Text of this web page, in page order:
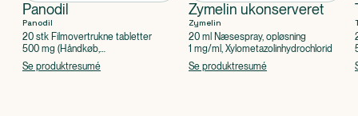
Panodil
Panodil
20 stk Filmovertrukne tabletter
500 mg (Håndkøb,
apoteksforbeholdt), Paracetamol
Se produktresumé
Zymelin ukonserveret
Zymelin
20 ml Næsespray, opløsning
1 mg/ml, Xylometazolinhydrochlorid
Se produktresumé